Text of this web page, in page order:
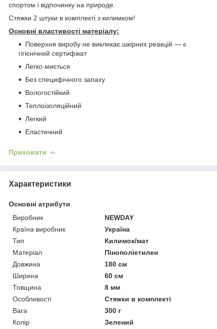
спортом і відпочинку на природе.
Стяжки 2 штуки в комплекті з килимком!
Основні властивості матеріалу:
Поверхня виробу не викликає шкірних реакцій — є
гігієнічний сертифікат
Легко миється
Без специфічного запаху
Вологостійкий
Теплоізоляційний
Легкий
Еластичний
Приховати
Характеристики
Основні атрибути
Виробник
NEWDAY
Країна виробник
Україна
Тип
Килимок/мат
Матеріал
Пінополіетилен
Довжина
180 см
Ширина
60 см
Товщина
8 мм
Особливості
Стяжки в комплекті
Вага
300 г
Колір
Зелений